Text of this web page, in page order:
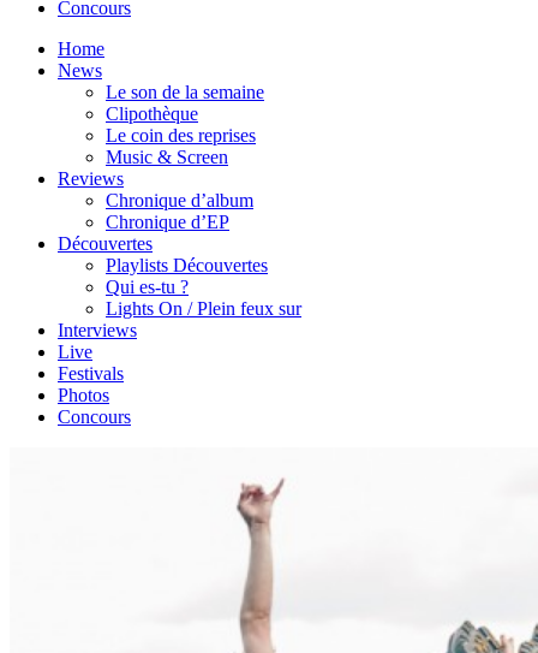
Concours
Home
News
Le son de la semaine
Clipothèque
Le coin des reprises
Music & Screen
Reviews
Chronique d’album
Chronique d’EP
Découvertes
Playlists Découvertes
Qui es-tu ?
Lights On / Plein feux sur
Interviews
Live
Festivals
Photos
Concours